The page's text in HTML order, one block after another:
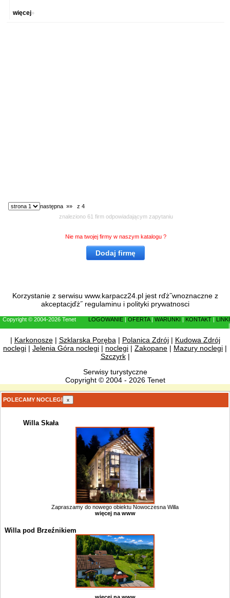
więcej»
następna »» z 4
znaleziono 61 firm odpowiadającym zapytaniu
Nie ma twojej firmy w naszym katalogu ?
Dodaj firmę
Korzystanie z serwisu www.karpacz24.pl jest rďż˝wnoznaczne z
akceptacjďż˝ regulaminu i polityki prywatnosci
Copyright © 2004-2026 Tenet LOGOWANIE OFERTA| WARUNKI KONTAKT
LINKI
| Karkonosze| Szklarska Poręba| Polanica Zdrój| Kudowa Zdrój
noclegi | Jelenia Góra noclegi | noclegi | Zakopane | Mazury noclegi |
Szczyrk|
Serwisy turystyczne
Copyright © 2004 - 2026 Tenet
POLECAMY NOCLEGI x
Willa Skała
Zapraszamy do nowego obiektu Nowoczesna Willa
więcej na www
Willa pod Brzeźnikiem